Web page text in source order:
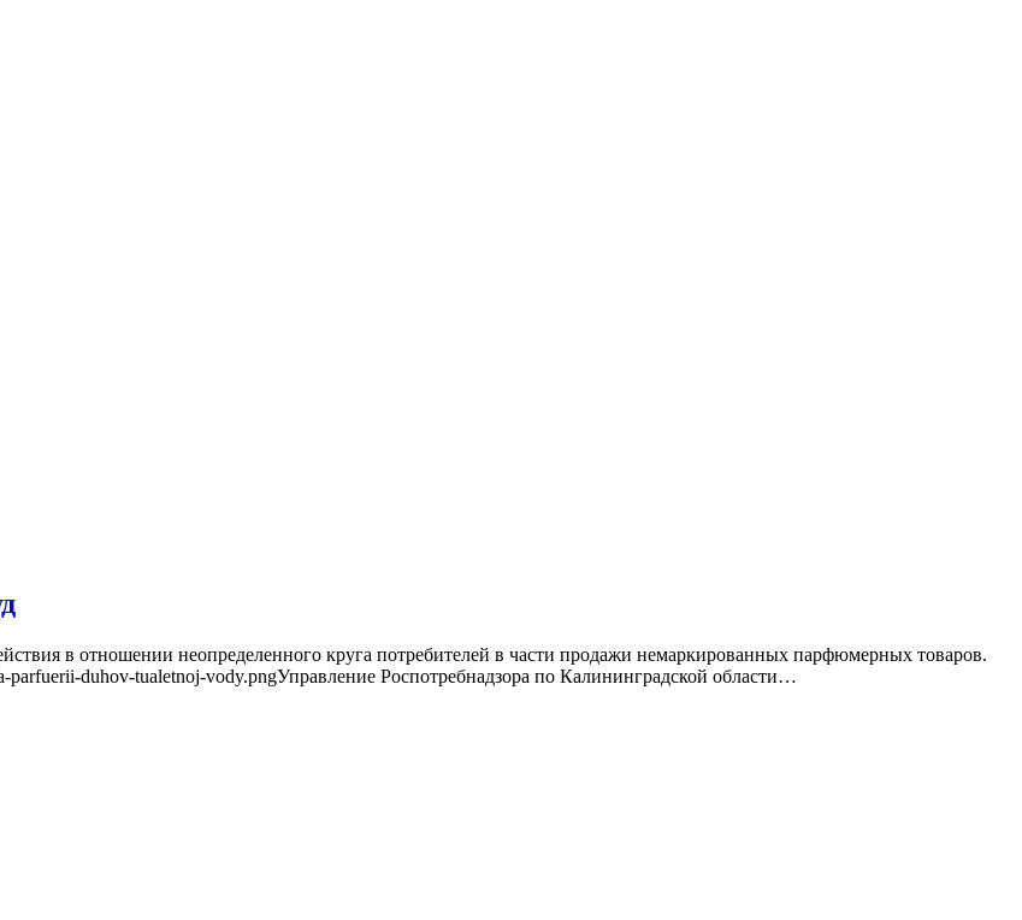
в отношении неопределенного круга потребителей в части продажи немаркированных парфюмерных товаров.
duhov-tualetnoj-vody.pngУправление Роспотребнадзора по Калининградской области…